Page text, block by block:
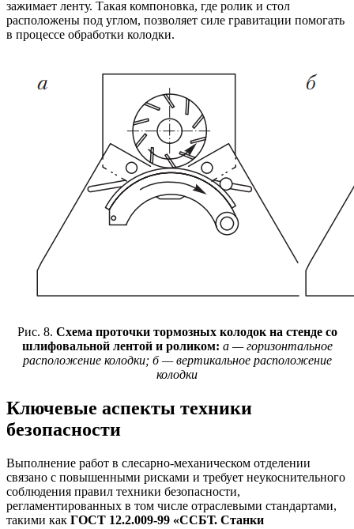
зажимает ленту. Такая компоновка, где ролик и стол
расположены под углом, позволяет силе гравитации помогать
в процессе обработки колодки.
Рис. 8. Схема проточки тормозных колодок на стенде со
шлифовальной лентой и роликом: а — горизонтальное
расположение колодки; б — вертикальное расположение
колодки
Ключевые аспекты техники
безопасности
Выполнение работ в слесарно-механическом отделении
связано с повышенными рисками и требует неукоснительного
соблюдения правил техники безопасности,
регламентированных в том числе отраслевыми стандартами,
такими как ГОСТ 12.2.009-99 «ССБТ. Станки